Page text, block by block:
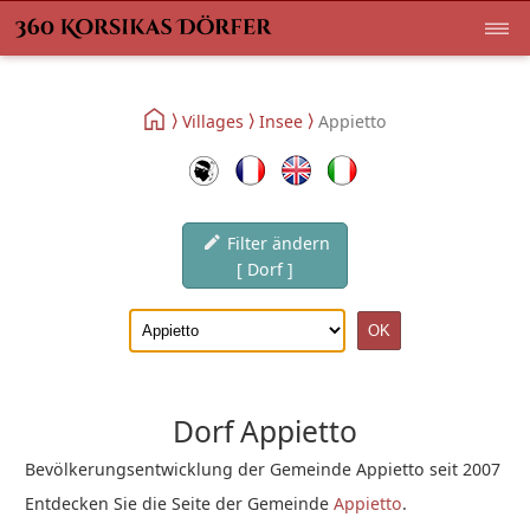
Villages Insee Appietto
Filter ändern
[ Dorf ]
Dorf Appietto
Bevölkerungsentwicklung der Gemeinde Appietto seit 2007
Entdecken Sie die Seite der GemeindeAppietto.